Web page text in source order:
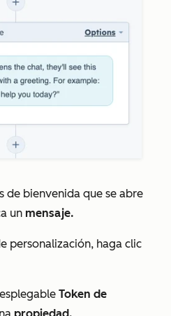
de bienvenida que se abre
un mensaje.
personalización, haga clic
Token de